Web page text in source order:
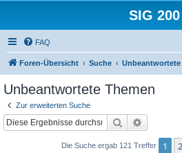
SIG 200
FAQ
Foren-Übersicht Suche Unbeantwortete
Unbeantwortete Themen
Zur erweiterten Suche
Suche
Die Suche ergab 121 Treffer 1 2